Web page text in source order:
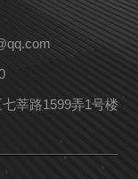
莘路1599弄1号楼